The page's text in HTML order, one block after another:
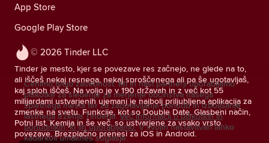
© 2026 Tinder LLC
Tinder je mesto, kjer se povezave res začnejo, ne glede na to,
ali iščeš nekaj resnega, nekaj sproščenega ali pa še ugotavljaš,
kaj sploh iščeš. Na voljo je v 190 državah in z več kot 55
milijardami ustvarjenih ujemanj je najbolj priljubljena aplikacija za
zmenke na svetu. Funkcije, kot so Double Date, Glasbeni način,
Potni list, Kemija in še več, so ustvarjene za vsako vrsto
povezave. Brezplačno prenesi za iOS in Android.
App Store
Google Play Store
Cenimo tvojo zasebnost. Mi in naši partnerji uporabljamo
piškotke za sledenje za merjenje občinstva našega
spletnega mesta ter za zagotavljanje ponudb in izboljšanje
lastnega trženja Tinderja. Več informacij o piškotkih in
ponudnikih, ki jih uporabljamo. V svojih nastavitvah lahko
kadarkoli umakneš soglasje.